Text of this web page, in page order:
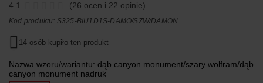
4.1 (26 ocen i 22 opinie)
Kod produktu: S325-BIU1D1S-DAMO/SZW/DAMON
14 osób kupiło ten produkt
Nazwa wzoru/wariantu: dąb canyon monument/szary wolfram/dąb
canyon monument nadruk